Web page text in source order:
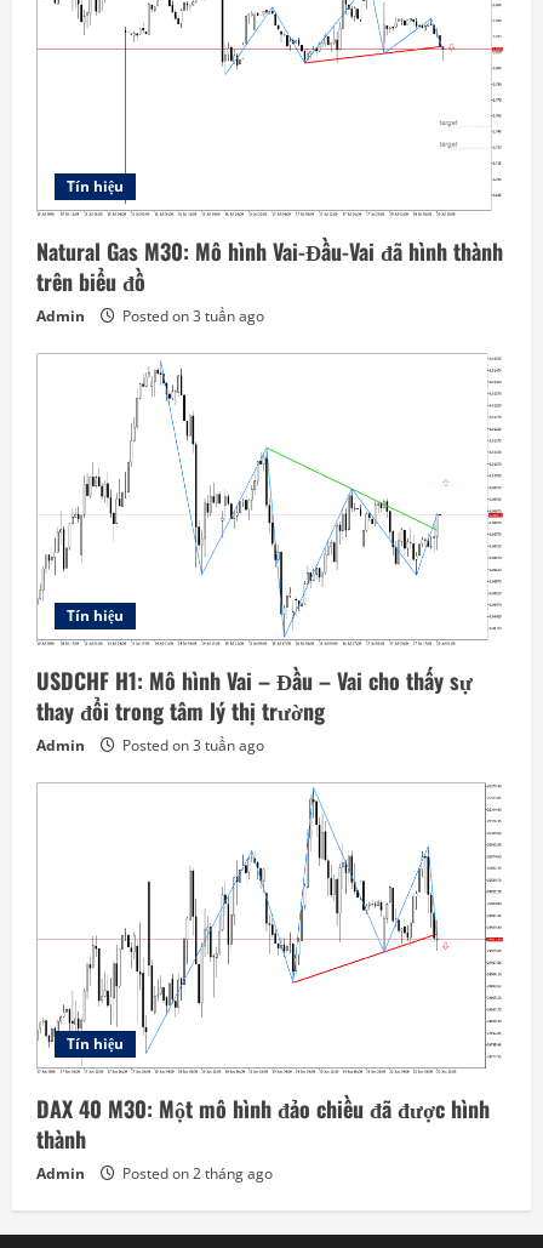
Tín hiệu
Natural Gas M30: Mô hình Vai-Đầu-Vai đã hình thành
trên biểu đồ
Admin Posted on 3 tuần ago
Tín hiệu
USDCHF H1: Mô hình Vai – Đầu – Vai cho thấy sự
thay đổi trong tâm lý thị trường
Admin Posted on 3 tuần ago
Tín hiệu
DAX 40 M30: Một mô hình đảo chiều đã được hình
thành
Admin Posted on 2 tháng ago